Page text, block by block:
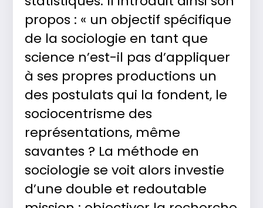
propos : « un objectif spécifique
de la sociologie en tant que
science n’est-il pas d’appliquer
à ses propres productions un
des postulats qui la fondent, le
sociocentrisme des
représentations, même
savantes ? La méthode en
sociologie se voit alors investie
d’une double et redoutable